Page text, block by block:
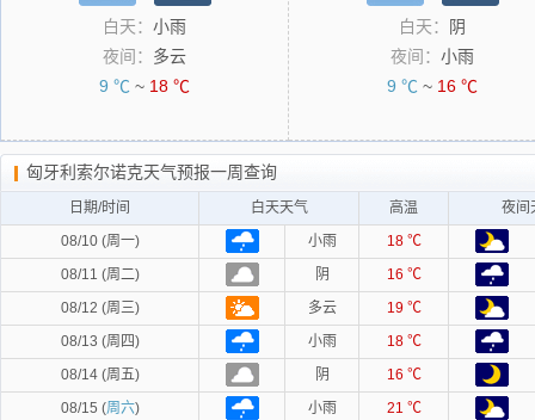
白天： 小雨
夜间： 多云
9 ℃ ~ 18 ℃
白天：
阴
夜间： 小雨
9 ℃ ~ 16 ℃
匈牙利索尔诺克天气预报一周查询
日期/时间 白天天气 高温
夜间
08/10 (周一)
小雨
18 ℃
08/11 (周二)
阴
16 ℃
08/12 (周三)
多云
19 ℃
08/13 (周四)
小雨
18 ℃
08/14 (周五)
阴
16 ℃
08/15 (周六) 小雨
21 ℃